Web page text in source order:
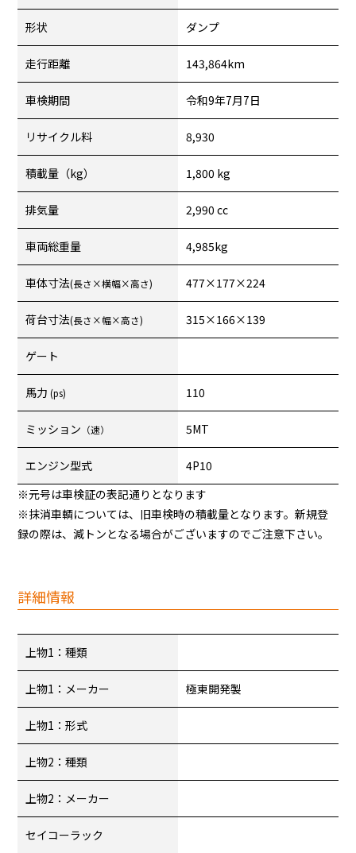
形状 ダンプ
走行距離 143,864km
車検期間 令和9年7月7日
リサイクル料 8,930
積載量（kg） 1,800 kg
排気量 2,990 cc
車両総重量 4,985kg
車体寸法(長さ×横幅×高さ) 477×177×224
荷台寸法(長さ×幅×高さ) 315×166×139
ゲート
馬力 (ps) 110
ミッション （速） 5MT
エンジン型式
4P10
※元号は車検証の表記通りとなります
※抹消車輌については、旧車検時の積載量となります。新規登
録の際は、減トンとなる場合がございますのでご注意下さい。
詳細情報
上物1：種類
上物1：メーカー 極東開発製
上物1：形式
上物2：種類
上物2：メーカー
セイコーラック